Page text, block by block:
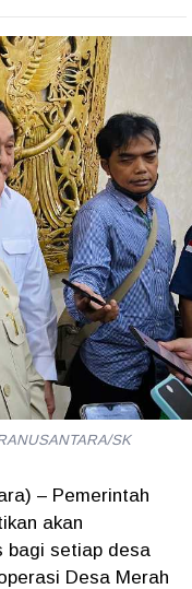
SK
– Pemerintah
akan
bagi setiap desa
Desa Merah